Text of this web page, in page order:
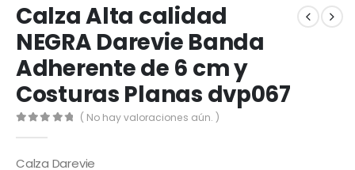
Calza Alta calidad
NEGRA Darevie Banda
Adherente de 6 cm y
Costuras Planas dvp067
( No hay valoraciones aún. )
Calza Darevie